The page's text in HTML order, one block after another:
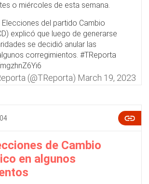
o miércoles de esta semana.
Elecciones del partido Cambio
explicó que luego de generarse
se decidió anular las
corregimientos. #TReporta
(@TReporta) March 19, 2023
de Cambio
en algunos